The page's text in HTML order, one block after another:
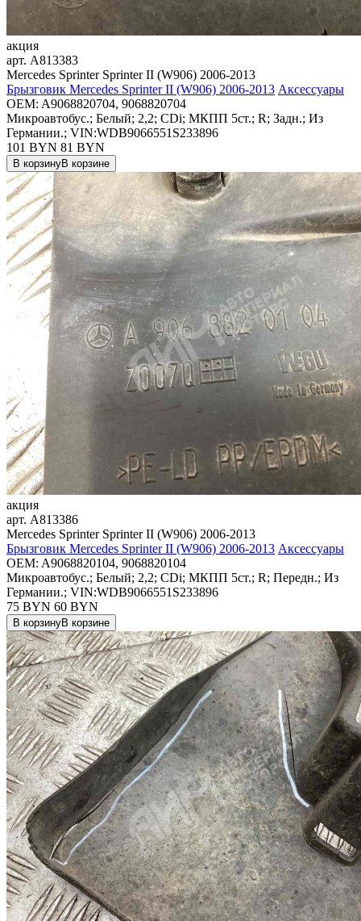
акция
арт. A813383
Mercedes Sprinter Sprinter II (W906) 2006-2013
Брызговик Mercedes Sprinter II (W906) 2006-2013 Аксессуары
OEM: A9068820704, 9068820704
Микроавтобус.; Белый; 2,2; CDi; МКПП 5ст.; R; Задн.; Из
Германии.; VIN:WDB9066551S233896
101 BYN 81 BYN
В корзинуВ корзине
акция
арт. A813386
Mercedes Sprinter Sprinter II (W906) 2006-2013
Брызговик Mercedes Sprinter II (W906) 2006-2013 Аксессуары
OEM: A9068820104, 9068820104
Микроавтобус.; Белый; 2,2; CDi; МКПП 5ст.; R; Передн.; Из
Германии.; VIN:WDB9066551S233896
75 BYN 60 BYN
В корзинуВ корзине